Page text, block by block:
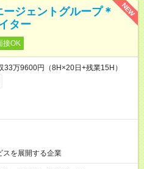
NEW
ージェントグループ＊
ター
接OK
万9600円（8H×20日+残業15H）
スを展開する企業